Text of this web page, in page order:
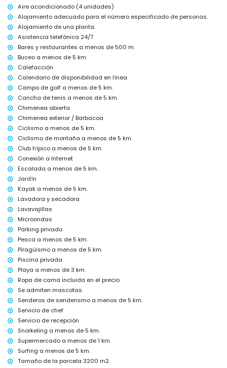
Más información
pueblo más cercano: Xàbia (a menos de 2 kilómetros de la villa)
orilla o río más cercano: Mar Mediterráneo, Xàbia (a menos de 3
kilómetros de la villa)
playa más cercana: La Grava, Xàbia (a menos de 3 kilómetros de la
puerto más cercano: Aduanas del Mar (a menos de 4 kilómetros de
la villa)
parque más cercano: Montgó, Xàbia (a menos de 2 kilómetros de la
villa)
aeropuerto más cercano: Alicante (a menos de 100 kilómetros de la
villa)
segundo aeropuerto más cercano: Valencia (a más de 100
kilómetros)
se admiten mascotas
El alojamiento es muy adecuado para familias con niños
Instalaciones y servicios incluidos en el precio del alquiler de la
villa
internet (WiFi)
ropa de cama y toallas
servicio de recepción y servicio de emergencia 24 horas
calefacción por aire y aire acondicionado
Instalaciones y servicios con coste adicional
servicio de aeropuerto
servicio de cocina
cama extra y cuna/cama para niños (bajo demanda)
Entretenimiento y actividades de ocio para sus vacaciones en
Xàbia, Costa Blanca
discoteca, bar y paseo marítimo (Paseo Marítimo) (a menos de 5
kilómetros de la casa)
Lugares de interés y cultura en Xàbia, Costa Blanca
museo (Histórico de Xàbia, Xàbia), iglesia (Virgen de Loreto, Puerto,
Xàbia), ruina (Molinos de Viento, Xàbia), monumento (Pueblo de Xàbia,
Xàbia), edificio arquitectónico (Pueblo de Xàbia, Xàbia), lugar
histórico (Pueblo de Xàbia y Xàbia) (a menos de 5 kilómetros del
alojamiento)
Aire acondicionado (4 unidades)
Alojamiento adecuado para el número especificado de personas.
Alojamiento de una planta.
Asistencia telefónica 24/7
Bares y restaurantes a menos de 500 m.
Buceo a menos de 5 km.
Calefacción
Calendario de disponibilidad en línea
Campo de golf a menos de 5 km.
Cancha de tenis a menos de 5 km.
Chimenea abierta
Chimenea exterior / Barbacoa
Ciclismo a menos de 5 km.
Ciclismo de montaña a menos de 5 km.
Club hípico a menos de 5 km.
Conexión a Internet
Escalada a menos de 5 km.
Jardín
Kayak a menos de 5 km.
Lavadora y secadora
Lavavajillas
Microondas
Parking privado
Pesca a menos de 5 km.
Piragüismo a menos de 5 km.
Piscina privada
Playa a menos de 3 km.
Ropa de cama incluida en el precio
Se admiten mascotas.
Senderos de senderismo a menos de 5 km.
Servicio de chef
Servicio de recepción
Snorkeling a menos de 5 km.
Supermercado a menos de 1 km.
Surfing a menos de 5 km.
Tamaño de la parcela 3200 m2.